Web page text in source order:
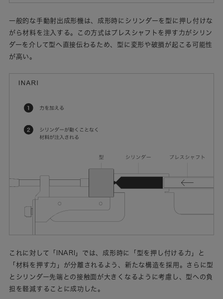
一般的な手動射出成形機は、成形時にシリンダーを型に押し付けな
がら材料を注入する。この方式はプレスシャフトを押す力がシリン
ダーを介して型へ直接伝わるため、型に変形や破損が起こる可能性
が高い。
これに対して「INARI」では、成形時に「型を押し付ける力」と
「材料を押す力」が分離されるよう、新たな構造を採用。さらに型
とシリンダー先端との接触面が大きくなるように考慮し、型への負
担を軽減することに成功した。